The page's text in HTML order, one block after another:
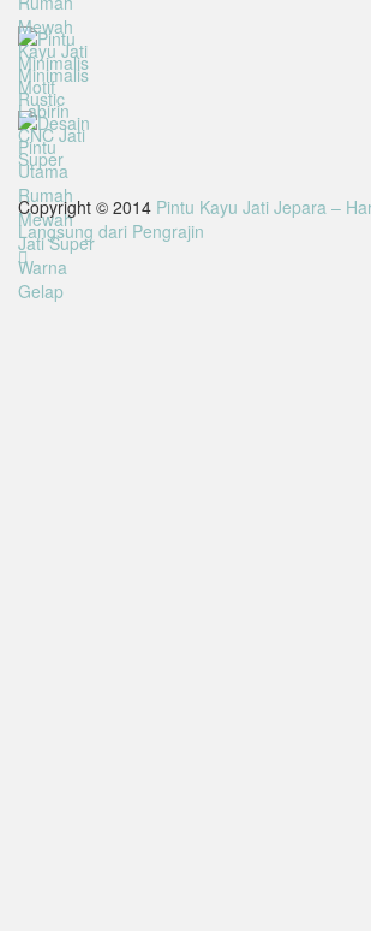
Copyright © 2014 Pintu Kayu Jati Jepara –
Langsung dari Pengrajin